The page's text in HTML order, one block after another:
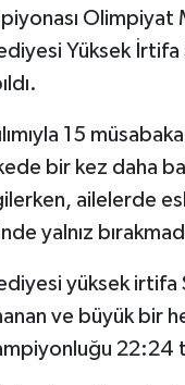
Olimpiyat
Yüksek
15
bir kez daha
ailelerde
yalnız
yüksek irtifa
ve büyük bir
22:24